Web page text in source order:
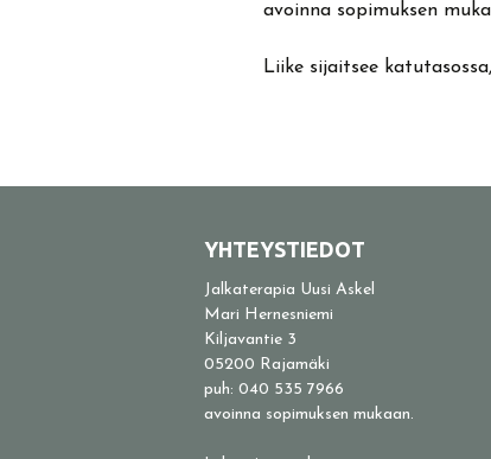
avoinna sopimuksen
Liike sijaitsee
YHTEYSTIEDOT
Jalkaterapia Uusi Askel
Mari Hernesniemi
Kiljavantie 3
05200 Rajamäki
puh: 040 535 7966
avoinna sopimuksen mukaan.